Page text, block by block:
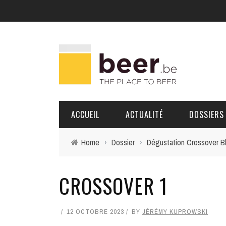
ACCUEIL ACTUALITÉ DOSSIERS
Home › Dossier › Dégustation Crossover
CROSSOVER 1
12 OCTOBRE 2023 BY JÉRÉMY KUPROWSKI